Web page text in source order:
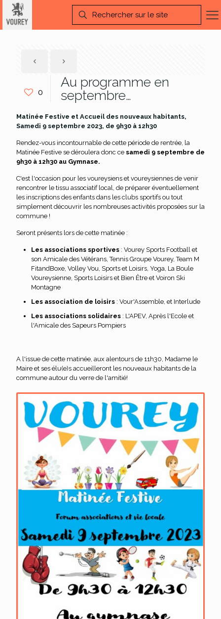
0
Au programme en
septembre…
Matinée Festive et Accueil des nouveaux habitants,
Samedi 9 septembre 2023, de 9h30 à 12h30
Rendez-vous incontournable de cette période de rentrée, la
Matinée Festive se déroulera donc ce samedi 9 septembre de
9h30 à 12h30 au Gymnase.
C'est l'occasion pour les voureysiens et voureysiennes de venir
rencontrer le tissu associatif local, de préparer éventuellement
les inscriptions des enfants dans les clubs sportifs ou tout
simplement découvrir les nombreuses activités proposées sur la
commune !
Seront présents lors de cette matinée :
Les associations sportives : Vourey Sports Football et
son Amicale des Vétérans, Tennis Groupe Vourey, Team M
FitandBoxe, Volley Vou, Sports et Loisirs, Yoga, La Boule
Voureysienne, Sports Loisirs et Bien Être et Voiron Ski
Montagne
Les association de loisirs : Vour'Assemble, et Interlude
Les associations solidaires : L'APEV, Après l'Ecole et
l'Amicale des Sapeurs Pompiers
A l'issue de cette matinée, aux alentours de 11h30, Madame le
Maire et ses élu(e)s accueilleront les nouveaux habitants de la
commune autour du verre de l'amitié!